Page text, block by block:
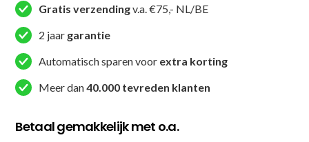
artikel
Women
Fight
-
aantal
Gratis verzendingv.a. €75,- NL/BE
2 jaar garantie
Automatisch sparen voor extra korting
Meer dan40.000 tevreden klanten
Betaal gemakkelijk met o.a.